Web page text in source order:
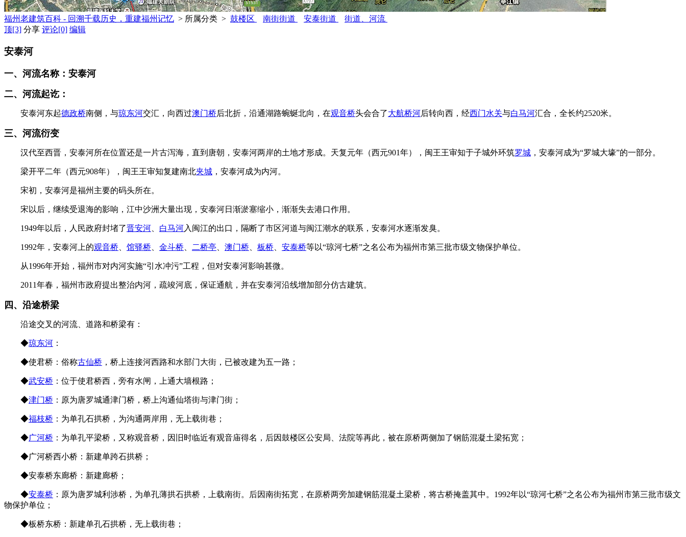
福州老建筑百科 - 回溯千载历史，重建福州记忆 > 所属分类 > 鼓楼区 南街街道 安泰街道
街道、河流
顶[3] 分享 评论[0] 编辑
安泰河
一、河流名称：安泰河
二、河流起讫：
安泰河东起德政桥南侧，与琼东河交汇，向西过澳门桥后北折，沿通湖路蜿蜒北向，在观音桥头会合了大航桥河后转向西，经西门水关与白马河汇合，全长约2520米。
三、河流衍变
汉代至西晋，安泰河所在位置还是一片古泻海，直到唐朝，安泰河两岸的土地才形成。天复元年（西元901年），闽王王审知于子城外环筑罗城 ，安泰河成为“罗城大壕”的一部分。
梁开平二年（西元908年），闽王王审知复建南北夹城 ，安泰河成为内河。
宋初，安泰河是福州主要的码头所在。
宋以后，继续受退海的影响，江中沙洲大量出现，安泰河日渐淤塞缩小，渐渐失去港口作用。
1949年以后，人民政府封堵了晋安河、 白马河入闽江的出口，隔断了市区河道与闽江潮水的联系，安泰河水逐渐发臭。
1992年，安泰河上的观音桥、 馆驿桥、 金斗桥、 二桥亭、 澳门桥、 板桥、 安泰桥等以“琼河七桥”之名公布为福州市第三批市级文物保护单位。
从1996年开始，福州市对内河实施“引水冲污”工程，但对安泰河影响甚微。
2011年春，福州市政府提出整治内河，疏竣河底，保证通航，并在安泰河沿线增加部分仿古建筑。
四、沿途桥梁
沿途交叉的河流、道路和桥梁有：
◆琼东河 ：
◆使君桥：俗称古仙桥 ，桥上连接河西路和水部门大街，已被改建为五一路；
◆武安桥 ：位于使君桥西，旁有水闸，上通大墙根路；
◆津门桥 ：原为唐罗城通津门桥，桥上沟通仙塔街与津门街；
◆福枝桥 ：为单孔石拱桥，为沟通两岸用，无上载街巷；
◆广河桥 ：为单孔平梁桥，又称观音桥，因旧时临近有观音庙得名，后因鼓楼区公安局、法院等再此，被在原桥两侧加了钢筋混凝土梁拓宽；
◆广河桥西小桥：新建单跨石拱桥；
◆安泰桥东廊桥：新建廊桥；
◆安泰桥 ：原为唐罗城利涉桥，为单孔薄拱石拱桥，上载南街。后因南街拓宽，在原桥两旁加建钢筋混凝土梁桥，将古桥掩盖其中。1992年以“琼河七桥”之名公布为福州市第三批市级文
物保护单位；
◆板桥东桥：新建单孔石拱桥，无上载街巷；